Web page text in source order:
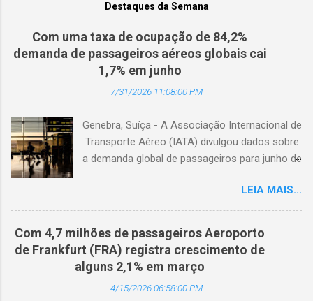
Destaques da Semana
Com uma taxa de ocupação de 84,2%
demanda de passageiros aéreos globais cai
1,7% em junho
7/31/2026 11:08:00 PM
Genebra, Suíça - A Associação Internacional de
Transporte Aéreo (IATA) divulgou dados sobre
a demanda global de passageiros para junho de
passageiros-quilômetro pagos (RPK), caiu 1,7%
em comparação com junho de 2025. Excluindo
o Oriente Médio, a demanda diminuiu 0,6%. A
capacidade total, medida em assentos-
quilômetro disponíveis (ASK), diminuiu 1,3% em
relação ao ano anterior. A taxa de ocupação foi
de 84,2% (-0,4 ponto percentual em
LEIA MAIS...
Com 4,7 milhões de passageiros Aeroporto
de Frankfurt (FRA) registra crescimento de
alguns 2,1% em março
4/15/2026 06:58:00 PM